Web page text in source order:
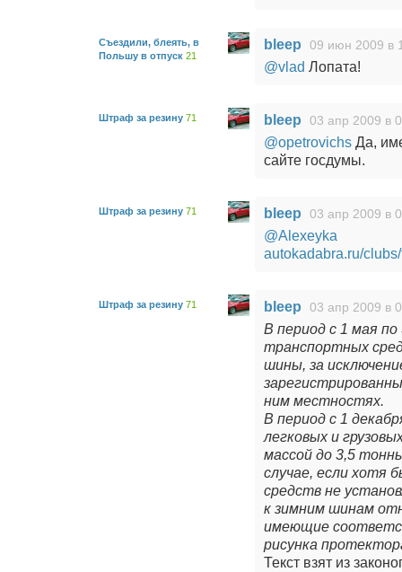
Съездили, блеять, в
Польшу в отпуск 21
bleep 09 июн 2009 в
@vlad Лопата!
Штраф за резину 71 bleep 03 апр 2009 в
@opetrovichsДа,
сайте госдумы.
Штраф за резину 71 bleep 03 апр 2009 в
@Alexeyka
autokadabra.ru/
Штраф за резину 71 bleep 03 апр 2009 в
В период с 1 мая
транспортных
шины, за
ним местностях.
В период с 1
легковых и
массой до 3,5
случае, если хотя
средств не
к зимним шинам
имеющие
рисунка
Текст взят из